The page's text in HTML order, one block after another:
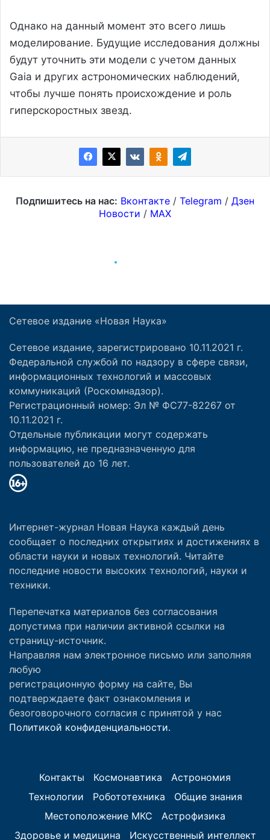
Сетевое издание «Новая Наука»
Сетевое издание, зарегистрировано 10.11.2021 г.
Федеральной службой по надзору в сфере связи,
информационных технологий и массовых
коммуникаций (Роскомнадзор).
Регистрационный номер: Эл № ФС77-82267 от
10.11.2021 г.
Отдельные публикации могут содержать
информацию, не предназначенную для
пользователей до 16 лет.
Интернет-журнал Новая Наука каждый день
сообщает о последних открытиях и достижениях в
области науки и новых технологий. Читайте
последние новости высоких технологий, науки и
техники.
Перепечатка материалов без согласования
допустима при наличии активной ссылки на
страницу-источник.
Направляя нам электронное письмо или заполняя
любую
регистрационную форму на сайте, Вы
подтверждаете факт ознакомления и
безоговорочного согласия с принятой у нас
Политикой конфиденциальности.
Контакты Космонавтика
Астрономия
Технологии
Робототехника
Общие знания
Местоположение МКС
Астрофизика
Здоровье и медицина
Искусственный интеллект